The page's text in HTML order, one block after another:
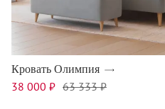
Кровать Олимпия
38 000 ₽ 63 333 ₽